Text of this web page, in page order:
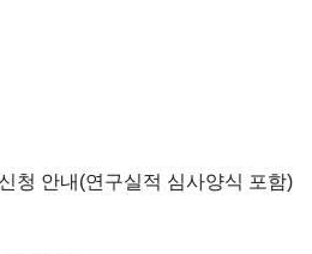
청 안내(연구실적 심사양식 포함)